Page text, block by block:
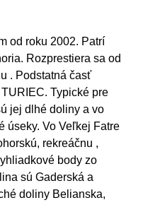
od roku 2002. Patrí
Rozprestiera sa od
. Podstatná časť
Typické pre
jej dlhé doliny a vo
úseky. Vo Veľkej Fatre
rekreáčnu ,
body zo
sú Gaderská a
doliny Belianska,